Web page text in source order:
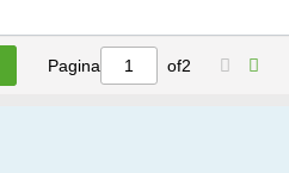
Pagina of2